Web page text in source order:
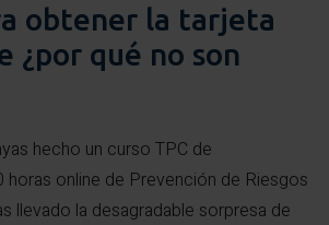
obtener la tarjeta
¿por qué no son
hecho un curso TPC de
online de Prevención de Riesgos
llevado la desagradable sorpresa de